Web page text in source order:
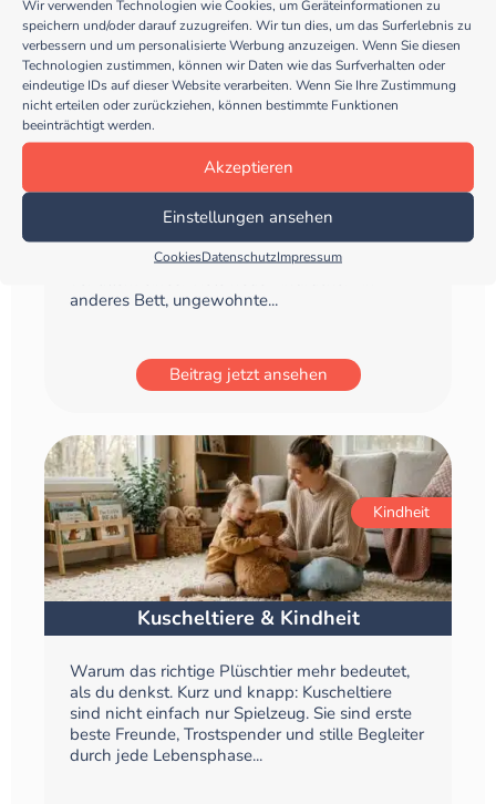
Wir verwenden Technologien wie Cookies, um Geräteinformationen zu
speichern und/oder darauf zuzugreifen. Wir tun dies, um das Surferlebnis zu
verbessern und um personalisierte Werbung anzuzeigen. Wenn Sie diesen
Technologien zustimmen, können wir Daten wie das Surfverhalten oder
eindeutige IDs auf dieser Website verarbeiten. Wenn Sie Ihre Zustimmung
nicht erteilen oder zurückziehen, können bestimmte Funktionen
beeinträchtigt werden.
Akzeptieren
Einstellungen ansehen
CookiesDatenschutzImpressum
Wissensperlen
Besser schlafen im Familienurlaub
So helfen vertraute Routinen Kindern beim
Einschlafen Warum Schlaf auf Reisen für Kinder
oft schwieriger ist Für Kinder bedeutet Urlaub
anderes Bett, ungewohnte...
Beitrag jetzt ansehen
Kindheit
Kuscheltiere & Kindheit
Warum das richtige Plüschtier mehr bedeutet,
als du denkst. Kurz und knapp: Kuscheltiere
sind nicht einfach nur Spielzeug. Sie sind erste
beste Freunde, Trostspender und stille Begleiter
durch jede Lebensphase...